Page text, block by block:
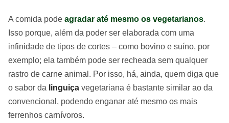
A comida pode agradar até mesmo os vegetarianos.
Isso porque, além da poder ser elaborada com uma
infinidade de tipos de cortes – como bovino e suíno, por
exemplo; ela também pode ser recheada sem qualquer
rastro de carne animal. Por isso, há, ainda, quem diga que
o sabor da linguiça vegetariana é bastante similar ao da
convencional, podendo enganar até mesmo os mais
ferrenhos carnívoros.